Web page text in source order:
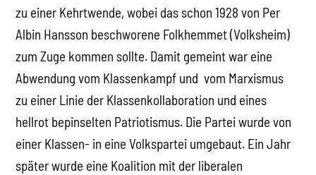
zu einer Kehrtwende, wobei das schon 1928 von Per
Albin Hansson beschworene Folkhemmet (Volksheim)
zum Zuge kommen sollte. Damit gemeint war eine
Abwendung vom Klassenkampf und vom Marxismus
zu einer Linie der Klassenkollaboration und eines
hellrot bepinselten Patriotismus. Die Partei wurde von
einer Klassen- in eine Volkspartei umgebaut. Ein Jahr
später wurde eine Koalition mit der liberalen